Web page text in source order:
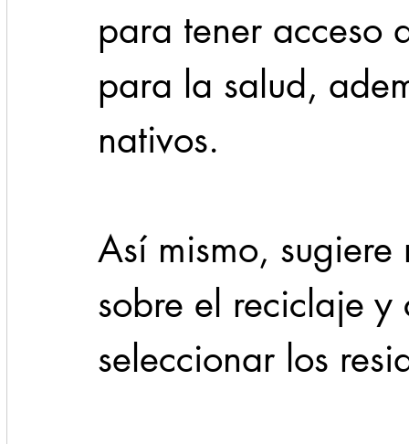
para tener acceso
para la salud,
nativos.
Así mismo,
sobre el reciclaje
seleccionar los